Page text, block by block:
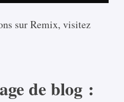
sur Remix, visitez
de blog :